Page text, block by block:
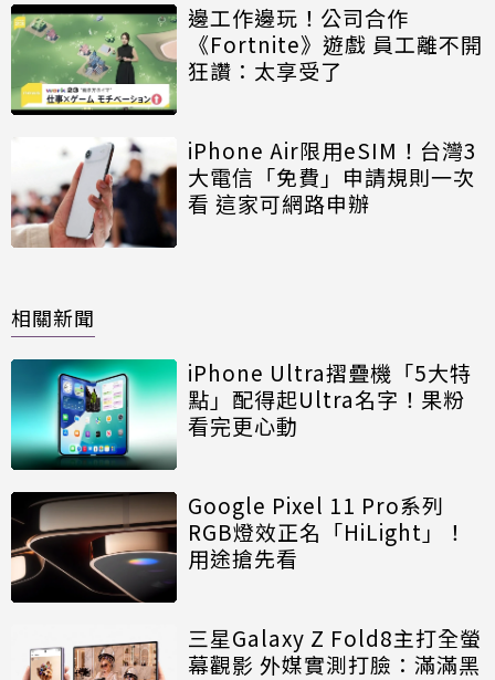
邊工作邊玩！公司合作
《Fortnite》遊戲 員工離不開
狂讚：太享受了
iPhone Air限用eSIM！台灣3
大電信「免費」申請規則一次
看 這家可網路申辦
相關新聞
iPhone Ultra摺疊機「5大特
點」配得起Ultra名字！果粉
看完更心動
Google Pixel 11 Pro系列
RGB燈效正名「HiLight」！
用途搶先看
三星Galaxy Z Fold8主打全螢
幕觀影 外媒實測打臉：滿滿黑